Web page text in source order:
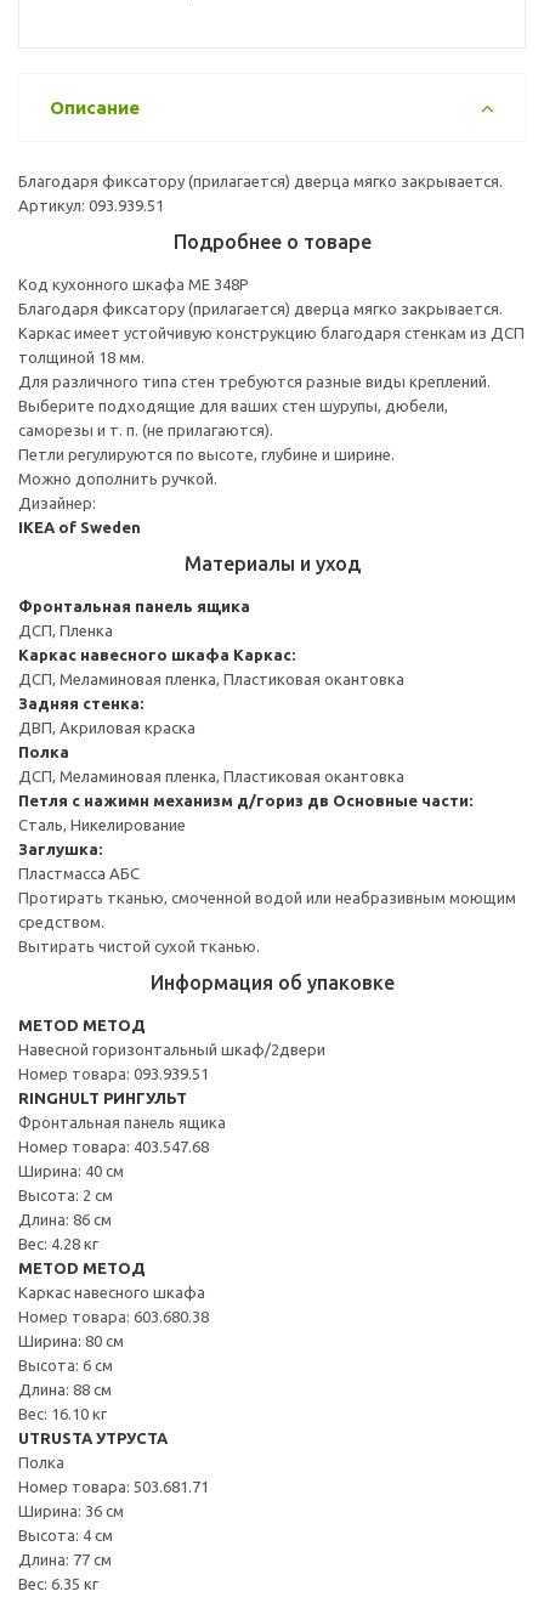
Описание
Благодаря фиксатору (прилагается) дверца мягко закрывается.
Артикул: 093.939.51
Подробнее о товаре
Код кухонного шкафа ME 348P
Благодаря фиксатору (прилагается) дверца мягко закрывается.
Каркас имеет устойчивую конструкцию благодаря стенкам из ДСП
толщиной 18 мм.
Для различного типа стен требуются разные виды креплений.
Выберите подходящие для ваших стен шурупы, дюбели,
саморезы и т. п. (не прилагаются).
Петли регулируются по высоте, глубине и ширине.
Можно дополнить ручкой.
Дизайнер:
IKEA of Sweden
Материалы и уход
Фронтальная панель ящика
ДСП, Пленка
Каркас навесного шкафа Каркас:
ДСП, Меламиновая пленка, Пластиковая окантовка
Задняя стенка:
ДВП, Акриловая краска
Полка
ДСП, Меламиновая пленка, Пластиковая окантовка
Петля с нажимн механизм д/гориз дв Основные части:
Сталь, Никелирование
Заглушка:
Пластмасса АБС
Протирать тканью, смоченной водой или неабразивным моющим
средством.
Вытирать чистой сухой тканью.
Информация об упаковке
METOD МЕТОД
Навесной горизонтальный шкаф/2двери
Номер товара: 093.939.51
RINGHULT РИНГУЛЬТ
Фронтальная панель ящика
Номер товара: 403.547.68
Ширина: 40 см
Высота: 2 см
Длина: 86 см
Вес: 4.28 кг
METOD МЕТОД
Каркас навесного шкафа
Номер товара: 603.680.38
Ширина: 80 см
Высота: 6 см
Длина: 88 см
Вес: 16.10 кг
UTRUSTA УТРУСТА
Полка
Номер товара: 503.681.71
Ширина: 36 см
Высота: 4 см
Длина: 77 см
Вес: 6.35 кг